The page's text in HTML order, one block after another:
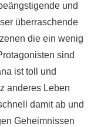
und
überraschende
die ein wenig
sind
ist toll und
anderes Leben
damit ab und
Geheimnissen